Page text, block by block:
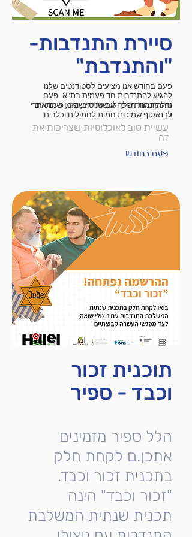
פעם בחודש אנו מציעים לסטודנטים שלנו
להגיע להתנדבות חד פעמית בת"א- פעם
נדליק נרות חנוכה עם שורדי שואה, פעם אחרי
זה נאסוף שמיכות חמות לחתולים וכלבים
בעמותות אימוץ, ובהמשך ננקה חופי ים
מפסולת!
זו ההזדמנות שלך לעשות טוב, בזמן שמתאים
לך
סיירת התנדבות-
"והתנדבת"
עשיית טוב לאוכלוסיות שצריכות את
זה
פעם בחודש
הלל ספיר מזמינים
אתכן.ם לקחת חלק
בתכנית זכור וכבד.
"זכור וכבד" הינה
תכנית שנתית המשלבת
תוכנית זכור
וכבד - ספיר